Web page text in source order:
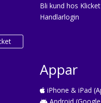
Bli kund hos Klicket
Handlarlogin
Appar
iPhone & iPad
Android